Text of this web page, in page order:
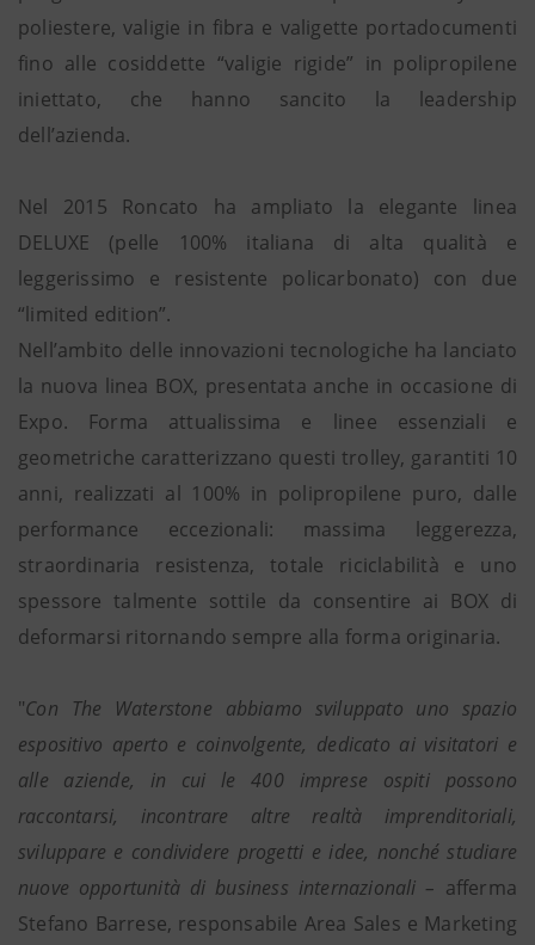
poliestere, valigie in fibra e valigette portadocumenti
fino alle cosiddette “valigie rigide” in polipropilene
iniettato, che hanno sancito la leadership
dell’azienda.
Nel 2015 Roncato ha ampliato la elegante linea
DELUXE (pelle 100% italiana di alta qualità e
leggerissimo e resistente policarbonato) con due
“limited edition”.
Nell’ambito delle innovazioni tecnologiche ha lanciato
la nuova linea BOX, presentata anche in occasione di
Expo. Forma attualissima e linee essenziali e
geometriche caratterizzano questi trolley, garantiti 10
anni, realizzati al 100% in polipropilene puro, dalle
performance eccezionali: massima leggerezza,
straordinaria resistenza, totale riciclabilità e uno
spessore talmente sottile da consentire ai BOX di
deformarsi ritornando sempre alla forma originaria.
"Con The Waterstone abbiamo sviluppato uno spazio
espositivo aperto e coinvolgente, dedicato ai visitatori e
alle aziende, in cui le 400 imprese ospiti possono
raccontarsi, incontrare altre realtà imprenditoriali,
sviluppare e condividere progetti e idee, nonché studiare
nuove opportunità di business internazionali – afferma
Stefano Barrese, responsabile Area Sales e Marketing